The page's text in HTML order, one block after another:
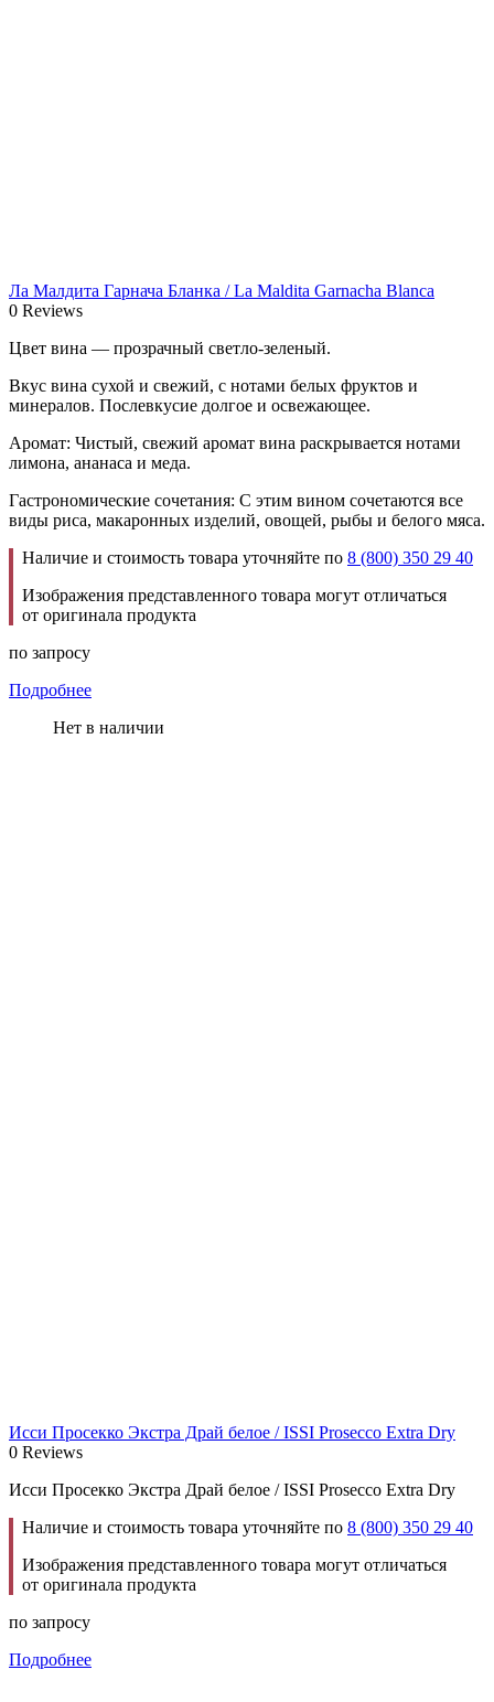
Ла Малдита Гарнача Бланка / La Maldita Garnacha Blanca
0 Reviews
Цвет вина — прозрачный светло-зеленый.
Вкус вина сухой и свежий, с нотами белых фруктов и
минералов. Послевкусие долгое и освежающее.
Аромат: Чистый, свежий аромат вина раскрывается нотами
лимона, ананаса и меда.
Гастрономические сочетания: С этим вином сочетаются все
виды риса, макаронных изделий, овощей, рыбы и белого мяса.
Наличие и стоимость товара уточняйте по 8 (800) 350 29 40
Изображения представленного товара могут отличаться
от оригинала продукта
по запросу
Подробнее
Нет в наличии
Исси Просекко Экстра Драй белое / ISSI Prosecco Extra Dry
0 Reviews
Исси Просекко Экстра Драй белое / ISSI Prosecco Extra Dry
Наличие и стоимость товара уточняйте по 8 (800) 350 29 40
Изображения представленного товара могут отличаться
от оригинала продукта
по запросу
Подробнее